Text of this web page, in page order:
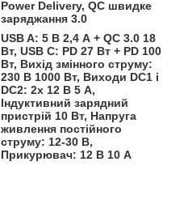
Power Delivery, QC швидке
заряджання 3.0
USB A: 5 В 2,4 А + QC 3.0 18
Вт, USB C: PD 27 Вт + PD 100
Вт, Вихід змінного струму:
230 В 1000 Вт, Виходи DC1 і
DC2: 2x 12 В 5 А,
Індуктивний зарядний
пристрій 10 Вт, Напруга
живлення постійного
струму: 12-30 В,
Прикурювач: 12 В 10 А